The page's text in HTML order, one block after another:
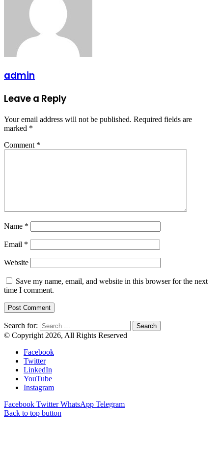
admin
Leave a Reply
Your email address will not be published. Required fields are
marked *
Comment *
Name *
Email *
Website
Save my name, email, and website in this browser for the next
time I comment.
Search for:
© Copyright 2026, All Rights Reserved
Facebook
Twitter
LinkedIn
YouTube
Instagram
Facebook Twitter WhatsApp Telegram
Back to top button